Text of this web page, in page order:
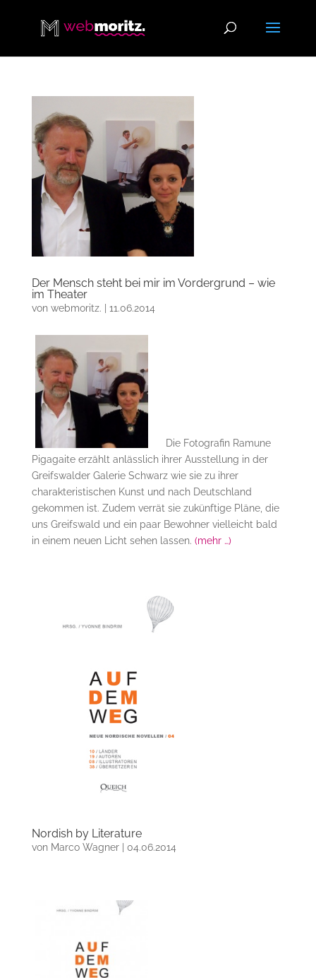
Der Mensch steht bei mir im Vordergrund – wie
im Theater
von webmoritz. 11.06.2014
Die Fotografin Ramune
Pigagaite erzählt anlässlich ihrer Ausstellung in der
Greifswalder Galerie Schwarz wie sie zu ihrer
charakteristischen Kunst und nach Deutschland
gekommen ist. Zudem verrät sie zukünftige Pläne, die
uns Greifswald und ein paar Bewohner vielleicht bald
in einem neuen Licht sehen lassen. (mehr …)
Nordish by Literature
von Marco Wagner| 04.06.2014